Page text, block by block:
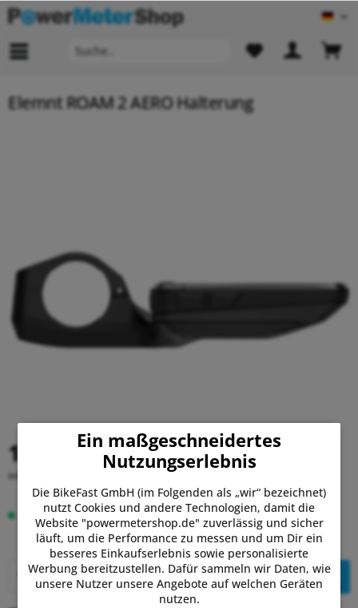
Elemnt ROAM 2 AERO Halterung
19,90 €
inkl. MwSt.
Auf Lager.Lieferung Sa, 08.08. - Di, 11.08.
In den Warenkorb
Ein maßgeschneidertes
Nutzungserlebnis
Die BikeFast GmbH (im Folgenden als „wir“ bezeichnet)
nutzt Cookies und andere Technologien, damit die
Website "powermetershop.de" zuverlässig und sicher
läuft, um die Performance zu messen und um Dir ein
besseres Einkaufserlebnis sowie personalisierte
Werbung bereitzustellen. Dafür sammeln wir Daten, wie
unsere Nutzer unsere Angebote auf welchen Geräten
nutzen.